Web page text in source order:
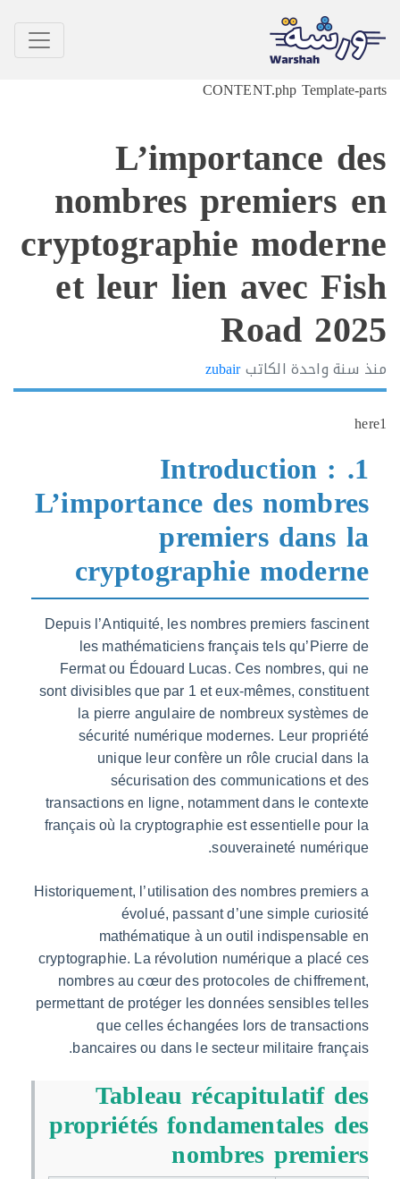
CONTENT.php
nombres
cryptographie
et leur lien avec
Road
الكاتبzubair
1. Introduction
L’importance des
premiers
cryptographie
Depuis l’Antiquité, les nombres premiers
les mathématiciens français tels
Fermat ou Édouard Lucas. Ces nombres,
sont divisibles que par 1 et eux-mêmes,
la pierre angulaire de nombreux
sécurité numérique modernes. Leur
unique leur confère un rôle crucial
sécurisation des communications
transactions en ligne, notamment dans le
français où la cryptographie est essentielle
souveraineté
Historiquement, l’utilisation des nombres
évolué, passant d’une simple
mathématique à un outil
cryptographie. La révolution numérique a
nombres au cœur des protocoles de
permettant de protéger les données sensibles
que celles échangées lors de
bancaires ou dans le secteur militaire
Tableau récapitulatif
propriétés fondamentales
nombres